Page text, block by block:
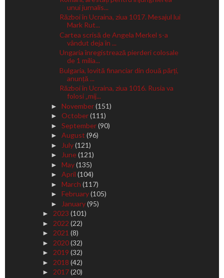
unui jurnalis...
Război în Ucraina, ziua 1017. Mesajul lui
Mark Rut...
Cartea scrisă de Angela Merkel s-a
vândut deja în ...
Ungaria înregistrează pierderi colosale
de 1 milia...
Bulgaria, lovită financiar din două părți,
anunță ...
Război în Ucraina, ziua 1016. Rusia va
folosi „mij...
► November(151)
► October(111)
► September(90)
► August (96)
► July(121)
► June(121)
► May(135)
► April (104)
► March (117)
► February(105)
► January(95)
► 2023 (101)
► 2022 (22)
► 2021 (8)
► 2020(32)
► 2019 (32)
► 2018 (42)
► 2017(20)